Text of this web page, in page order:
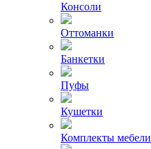
Консоли
Оттоманки
Банкетки
Пуфы
Кушетки
Комплекты мебели